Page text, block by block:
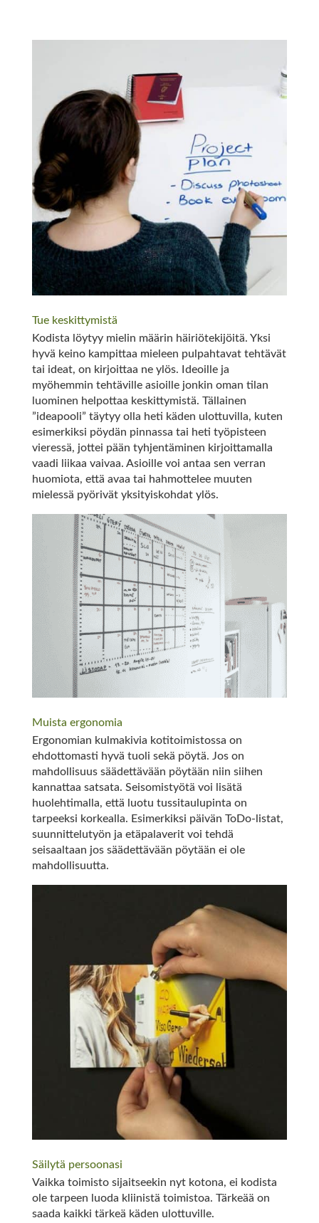
Tue keskittymistä
Kodista löytyy mielin määrin häiriötekijöitä. Yksi
hyvä keino kampittaa mieleen pulpahtavat tehtävät
tai ideat, on kirjoittaa ne ylös. Ideoille ja
myöhemmin tehtäville asioille jonkin oman tilan
luominen helpottaa keskittymistä. Tällainen
”ideapooli” täytyy olla heti käden ulottuvilla, kuten
esimerkiksi pöydän pinnassa tai heti työpisteen
vieressä, jottei pään tyhjentäminen kirjoittamalla
vaadi liikaa vaivaa. Asioille voi antaa sen verran
huomiota, että avaa tai hahmottelee muuten
mielessä pyörivät yksityiskohdat ylös.
Muista ergonomia
Ergonomian kulmakivia kotitoimistossa on
ehdottomasti hyvä tuoli sekä pöytä. Jos on
mahdollisuus säädettävään pöytään niin siihen
kannattaa satsata. Seisomistyötä voi lisätä
huolehtimalla, että luotu tussitaulupinta on
tarpeeksi korkealla. Esimerkiksi päivän ToDo-listat,
suunnittelutyön ja etäpalaverit voi tehdä
seisaaltaan jos säädettävään pöytään ei ole
mahdollisuutta.
Säilytä persoonasi
Vaikka toimisto sijaitseekin nyt kotona, ei kodista
ole tarpeen luoda kliinistä toimistoa. Tärkeää on
saada kaikki tärkeä käden ulottuville.